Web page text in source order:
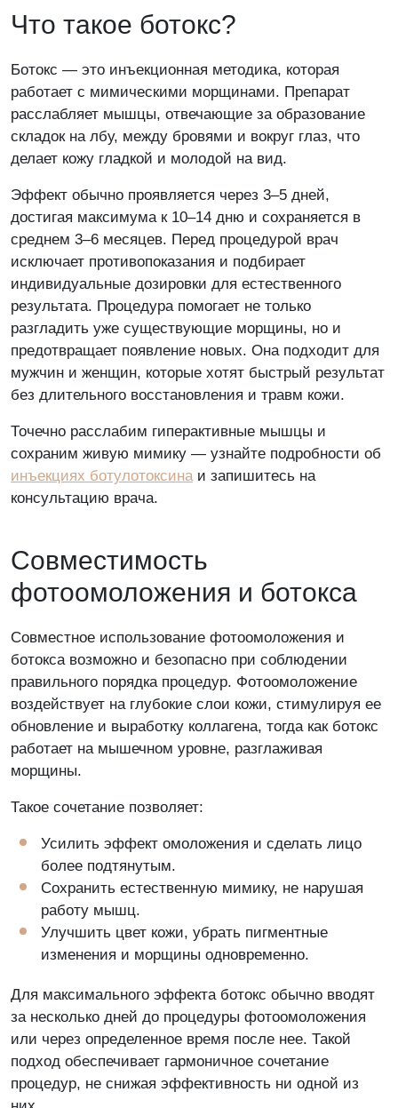
Что такое ботокс?
Ботокс — это инъекционная методика, которая
работает с мимическими морщинами. Препарат
расслабляет мышцы, отвечающие за образование
складок на лбу, между бровями и вокруг глаз, что
делает кожу гладкой и молодой на вид.
Эффект обычно проявляется через 3–5 дней,
достигая максимума к 10–14 дню и сохраняется в
среднем 3–6 месяцев. Перед процедурой врач
исключает противопоказания и подбирает
индивидуальные дозировки для естественного
результата. Процедура помогает не только
разгладить уже существующие морщины, но и
предотвращает появление новых. Она подходит для
мужчин и женщин, которые хотят быстрый результат
без длительного восстановления и травм кожи.
Точечно расслабим гиперактивные мышцы и
сохраним живую мимику — узнайте подробности об
инъекциях ботулотоксинаи запишитесь на
консультацию врача.
Совместимость
фотоомоложения и ботокса
Совместное использование фотоомоложения и
ботокса возможно и безопасно при соблюдении
правильного порядка процедур. Фотоомоложение
воздействует на глубокие слои кожи, стимулируя ее
обновление и выработку коллагена, тогда как ботокс
работает на мышечном уровне, разглаживая
морщины.
Такое сочетание позволяет:
Усилить эффект омоложения и сделать лицо
более подтянутым.
Сохранить естественную мимику, не нарушая
работу мышц.
Улучшить цвет кожи, убрать пигментные
изменения и морщины одновременно.
Для максимального эффекта ботокс обычно вводят
за несколько дней до процедуры фотоомоложения
или через определенное время после нее. Такой
подход обеспечивает гармоничное сочетание
процедур, не снижая эффективность ни одной из
Оставьте свой отзыв
Мы будем рады, если вы поделитесь
своим мнением!
Никакой рекламы и спама
Отправляя отзыв Вы соглашаетесь на обработку
персональных данных. Данные не передаются третьим
лицам
Я даю согласие на обработку персональных
обработки данных
Поделиться
Скопировать ссылку
ВКонтакте
WhatsApp
Одноклассники